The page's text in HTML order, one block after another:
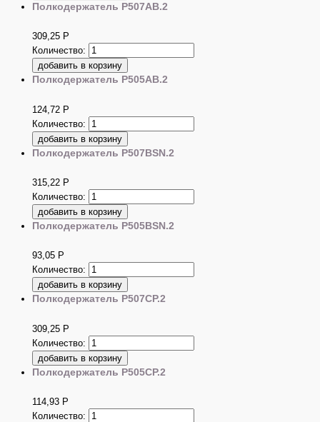
Полкодержатель P507AB.2
309,25 Р
Количество:
Полкодержатель P505AB.2
124,72 Р
Количество:
Полкодержатель P507BSN.2
315,22 Р
Количество:
Полкодержатель P505BSN.2
93,05 Р
Количество:
Полкодержатель P507CP.2
309,25 Р
Количество:
Полкодержатель P505CP.2
114,93 Р
Количество: